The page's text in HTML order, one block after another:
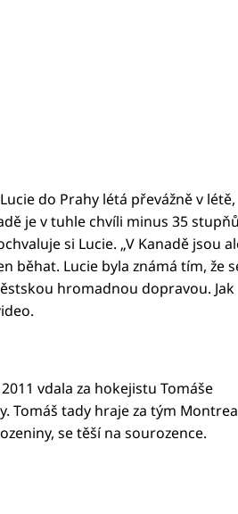
do Prahy létá převážně v létě,
je v tuhle chvíli minus 35
si Lucie. „V Kanadě jsou
běhat. Lucie byla známá tím, že
hromadnou dopravou. Jak
vdala za hokejistu Tomáše
Tomáš tady hraje za tým
se těší na sourozence.